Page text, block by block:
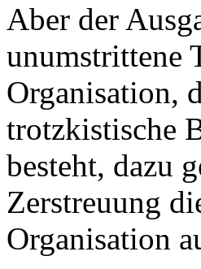
Aber der
unumstrittene
Organisation,
trotzkistische
besteht, dazu
Zerstreuung
Organisation